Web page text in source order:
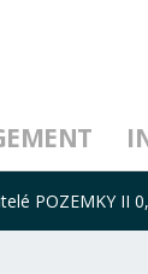
POZEMKY II